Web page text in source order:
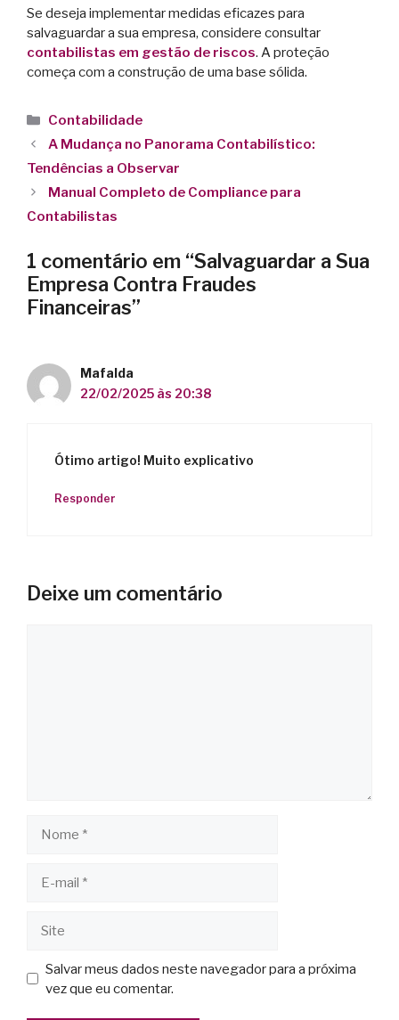
Se deseja implementar medidas eficazes para
salvaguardar a sua empresa, considere consultar
contabilistas em gestão de riscos. A proteção
começa com a construção de uma base sólida.
Contabilidade
A Mudança no Panorama Contabilístico:
Tendências a Observar
Manual Completo de Compliance para
Contabilistas
1 comentário em “Salvaguardar a Sua
Empresa Contra Fraudes
Financeiras”
Mafalda
22/02/2025 às 20:38
Ótimo artigo! Muito explicativo
Responder
Deixe um comentário
Salvar meus dados neste navegador para a próxima
vez que eu comentar.